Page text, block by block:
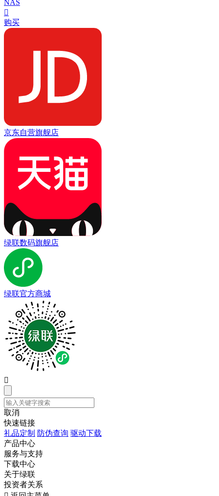
NAS

购买
京东自营旗舰店
绿联数码旗舰店
绿联官方商城

取消
快速链接
礼品定制 防伪查询 驱动下载
产品中心
服务与支持
下载中心
关于绿联
投资者关系